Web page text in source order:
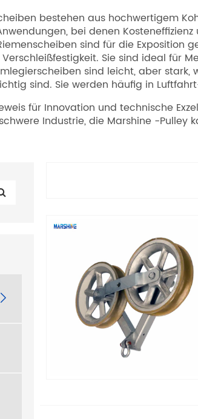
bestehen aus hochwertigem
bei denen
sind für die
Sie sind ideal für
sind leicht, aber
sind. Sie werden häufig in
für Innovation und technische
Industrie, die Marshine -Pulley
